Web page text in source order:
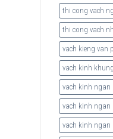
thi cong vach
thi cong vach
vach kieng van
vach kinh
vach kinh ngan
vach kinh ngan
vach kinh ngan